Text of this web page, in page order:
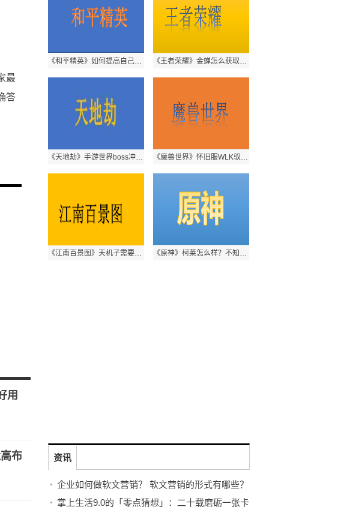
最
答
用
布
《和平精英》如何提高自己的技术？提高技术的方法是什么呢？ 《王者荣耀》金蝉怎么获取？获取方法是什么呢？
《天地劫》手游世界boss冲榜攻略分享 感兴趣的玩家快来看看吧！ 《魔兽世界》怀旧服WLK驭龙赛任务跳不下来该怎么处理？处理方式介绍
《江南百景图》天机子需要多少卷轴？卷轴数量介绍来喽！ 《原神》柯莱怎么样？不知道的玩家快来看看吧！
资讯
企业如何做软文营销？ 软文营销的形式有哪些？
掌上生活9.0的「零点猜想」：二十载磨砺一张卡